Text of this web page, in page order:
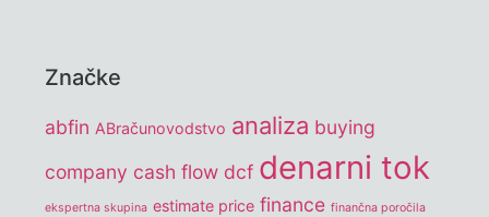
Značke
abfin ABračunovodstvo analiza buying
company cash flow dcf denarni tok
ekspertna skupina estimate price finance finančna poročila